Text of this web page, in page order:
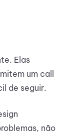
Elas
um call
de seguir.
não